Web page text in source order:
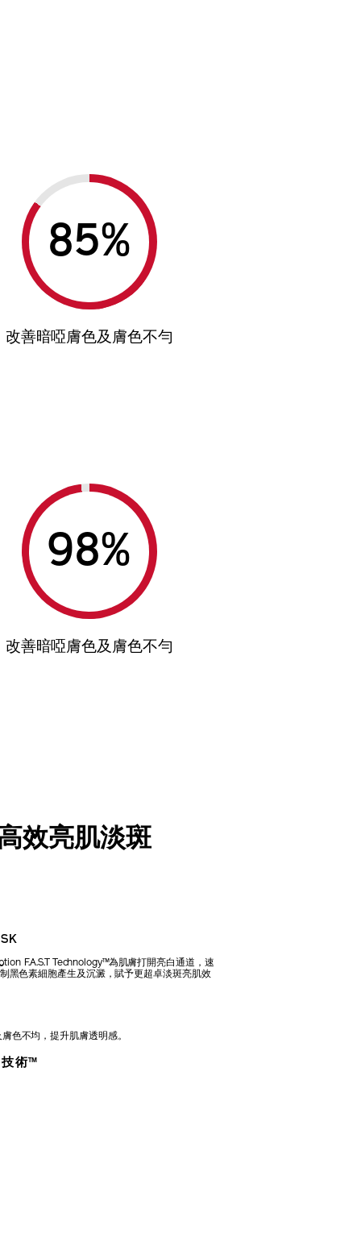
%
改善暗啞膚色及膚色不勻
%
改善暗啞膚色及膚色不勻
效亮肌淡斑
F.A.S.T Technology™為肌膚打開亮白通道，速
黑色素細胞產生及沉澱，賦予更超卓淡斑亮肌效
色不均，提升肌膚透明感。
術™